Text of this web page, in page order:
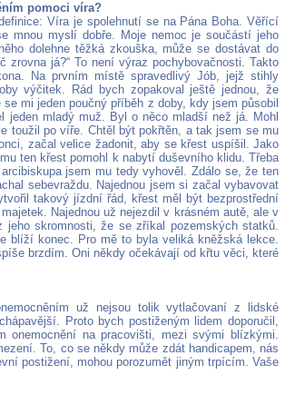
pomoci víra?
Víra je spolehnutí se na Pána Boha. Věřící
mnou myslí dobře. Moje nemoc je součástí jeho
dolehne těžká zkouška, může se dostávat do
zrovna já?“ To není výraz pochybovačnosti. Takto
Na prvním místě spravedlivý Jób, jejž stihly
výčitek. Rád bych zopakoval ještě jednou, že
mi jeden poučný příběh z doby, kdy jsem působil
jeden mladý muž. Byl o něco mladší než já. Mohl
toužil po víře. Chtěl být pokřtěn, a tak jsem se mu
začal velice žadonit, aby se křest uspíšil. Jako
ten křest pomohl k nabytí duševního klidu. Třeba
jsem mu tedy vyhověl. Zdálo se, že ten
sebevraždu. Najednou jsem si začal vybavovat
takový jízdní řád, křest měl být bezprostřední
Najednou už nejezdil v krásném autě, ale v
skromnosti, že se zříkal pozemských statků.
konec. Pro mě to byla veliká kněžská lekce.
brzdím. Oni někdy očekávají od křtu věci, které
už nejsou tolik vytlačovaní z lidské
Proto bych postiženým lidem doporučil,
onemocnění na pracovišti, mezi svými blízkými.
To, co se někdy může zdát handicapem, nás
postižení, mohou porozumět jiným trpícím. Vaše